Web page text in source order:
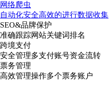
网络爬虫
自动化安全高效的进行数据收集
SEO&品牌保护
准确跟踪网站关键词排名
跨境支付
安全管理多支付账号资金流转
票务管理
高效管理操作多个票务账户